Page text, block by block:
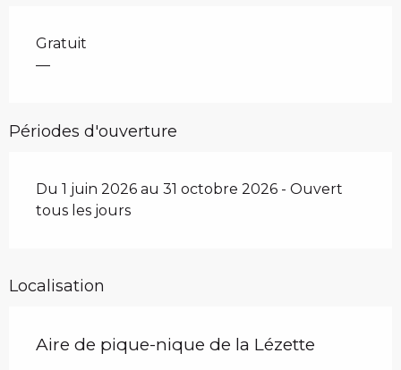
Gratuit
—
Périodes d'ouverture
Du 1 juin 2026 au 31 octobre 2026 - Ouvert
tous les jours
Localisation
Aire de pique-nique de la Lézette